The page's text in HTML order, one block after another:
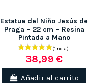
Estatua del Niño Jesús de
Praga – 22 cm – Resina
Pintada a Mano
38,99 €
Añadir al carrito